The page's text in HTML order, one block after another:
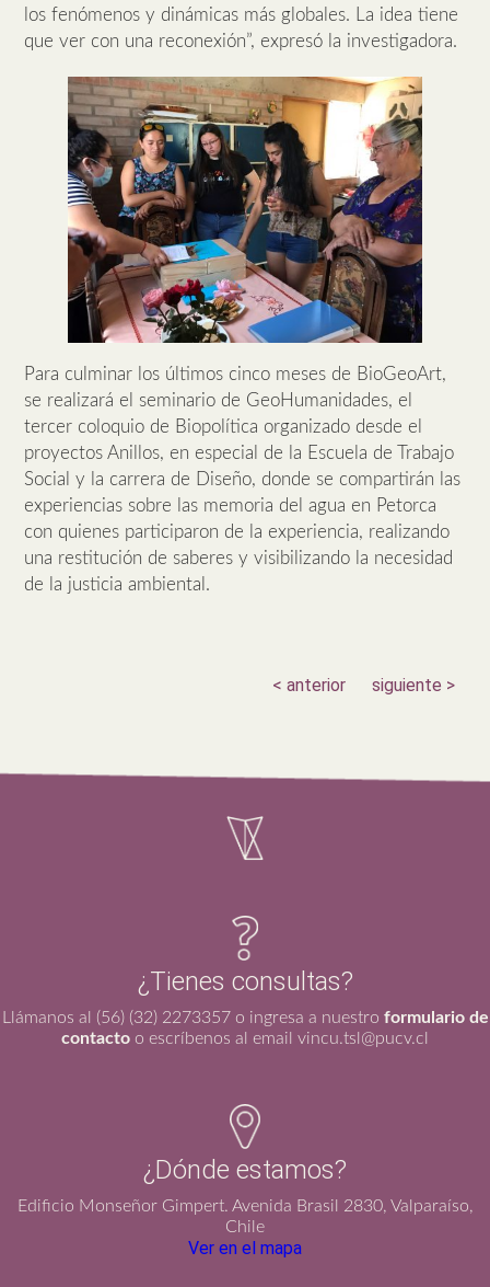
los fenómenos y dinámicas más globales. La idea tiene
que ver con una reconexión”, expresó la investigadora.
Para culminar los últimos cinco meses de BioGeoArt,
se realizará el seminario de GeoHumanidades, el
tercer coloquio de Biopolítica organizado desde el
proyectos Anillos, en especial de la Escuela de Trabajo
Social y la carrera de Diseño, donde se compartirán las
experiencias sobre las memoria del agua en Petorca
con quienes participaron de la experiencia, realizando
una restitución de saberes y visibilizando la necesidad
de la justicia ambiental.
< anterior siguiente >
¿Tienes consultas?
Llámanos al (56) (32) 2273357 o ingresa a nuestro formulario de
contacto o escríbenos al email vincu.tsl@pucv.cl
¿Dónde estamos?
Edificio Monseñor Gimpert. Avenida Brasil 2830, Valparaíso,
Chile
Ver en el mapa